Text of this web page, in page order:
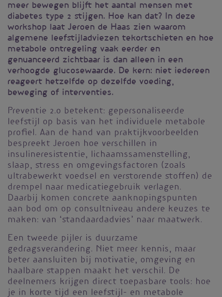
meer bewegen blijft het aantal mensen met
diabetes type 2 stijgen. Hoe kan dat? In deze
workshop laat Jeroen de Haas zien waarom
algemene leefstijladviezen tekortschieten en hoe
metabole ontregeling vaak eerder en
genuanceerd zichtbaar is dan alleen in een
verhoogde glucosewaarde. De kern: niet iedereen
reageert hetzelfde op dezelfde voeding,
beweging of interventies.
Preventie 2.0 betekent: gepersonaliseerde
leefstijl op basis van het individuele metabole
profiel. Aan de hand van praktijkvoorbeelden
bespreekt Jeroen hoe verschillen in
insulineresistentie, lichaamssamenstelling,
slaap, stress en omgevingsfactoren (zoals
ultrabewerkt voedsel en verstorende stoffen) de
drempel naar medicatiegebruik verlagen.
Daarbij komen concrete aanknopingspunten
aan bod om op consultniveau andere keuzes te
maken: van ‘standaardadvies’ naar maatwerk.
Een tweede pijler is duurzame
gedragsverandering. Niet meer kennis, maar
beter aansluiten bij motivatie, omgeving en
haalbare stappen maakt het verschil. De
deelnemers krijgen direct toepasbare tools: hoe
je in korte tijd een leefstijl- en metabole